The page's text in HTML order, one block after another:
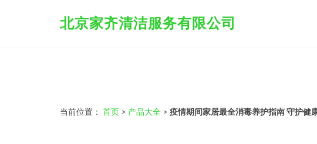
北京家齐清洁服务有限公司
当前位置： 首页 > 产品大全 > 疫情期间家居最全消毒养护指南 守护健